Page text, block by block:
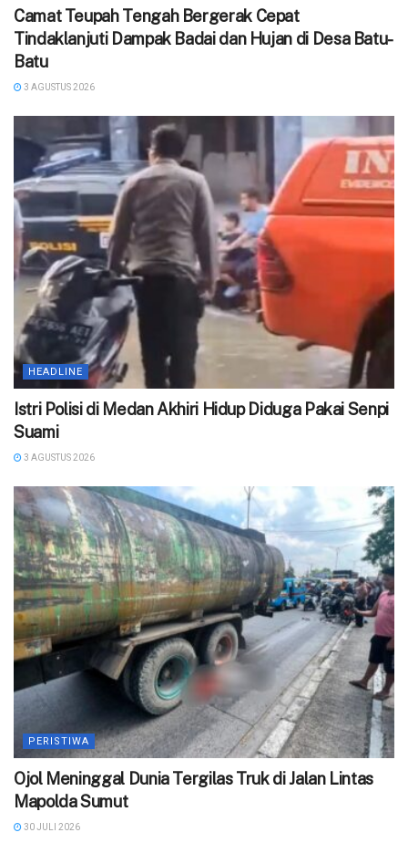
Camat Teupah Tengah Bergerak Cepat
Tindaklanjuti Dampak Badai dan Hujan di Desa Batu-
Batu
3 AGUSTUS 2026
HEADLINE
‎Istri Polisi di Medan Akhiri Hidup Diduga Pakai Senpi
Suami
3 AGUSTUS 2026
PERISTIWA
Ojol Meninggal Dunia Tergilas Truk di Jalan Lintas
Mapolda Sumut
30 JULI 2026